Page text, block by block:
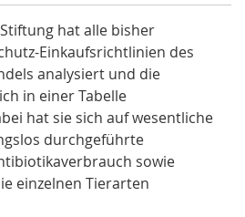
hat alle bisher
Einkaufsrichtlinien des
analysiert und die
in einer Tabelle
hat sie sich auf wesentliche
durchgeführte
sowie
einzelnen Tierarten